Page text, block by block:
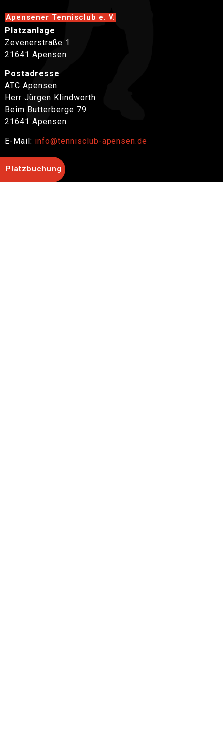
ZURÜCK
Apensener Tennisclub e. V.
Platzanlage
Zevenerstraße 1
21641 Apensen
Postadresse
ATC Apensen
Herr Jürgen Klindworth
Beim Butterberge 79
21641 Apensen
E-Mail: info@tennisclub-apensen.de
Platzbuchung